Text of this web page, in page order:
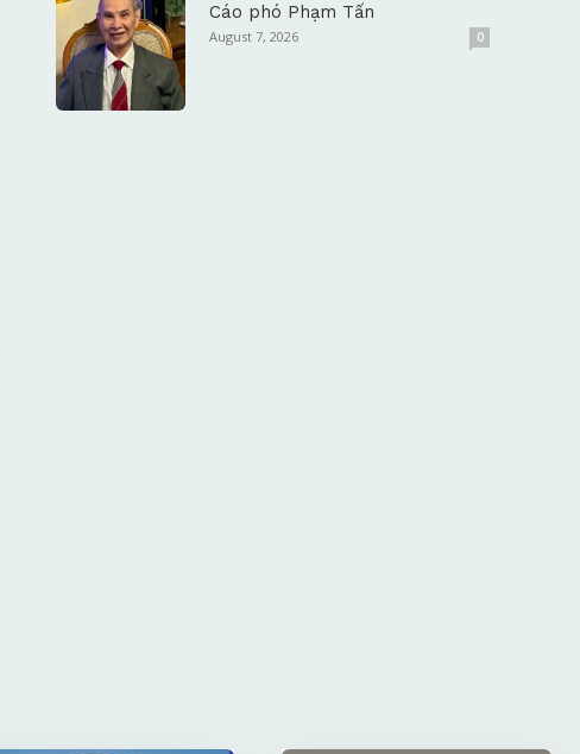
Cáo phó Phạm Tấn
August 7, 2026 0